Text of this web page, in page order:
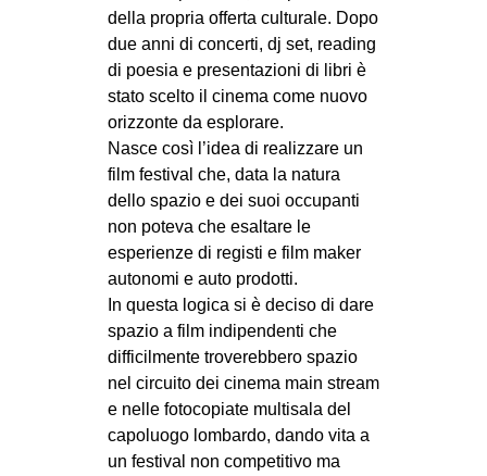
CULTURE
ARTE
CINEMA
MANIFESTI
MUSICA
RECENSIONI
INTERNAZIONALE
AFRICA
AMERICHE
ESTREMO ORIENTE
EUROPA
MEDIO ORIENTE
della propria offerta culturale. Dopo
due anni di concerti, dj set, reading
di poesia e presentazioni di libri è
stato scelto il cinema come nuovo
orizzonte da esplorare.
Nasce così l’idea di realizzare un
film festival che, data la natura
dello spazio e dei suoi occupanti
non poteva che esaltare le
esperienze di registi e film maker
autonomi e auto prodotti.
In questa logica si è deciso di dare
spazio a film indipendenti che
difficilmente troverebbero spazio
nel circuito dei cinema main stream
e nelle fotocopiate multisala del
capoluogo lombardo, dando vita a
un festival non competitivo ma